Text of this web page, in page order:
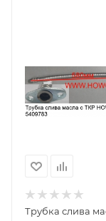
Трубка слива